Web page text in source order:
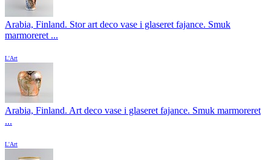
Arabia, Finland. Stor art deco vase i glaseret fajance. Smuk
marmoreret ...
L'Art
Arabia, Finland. Art deco vase i glaseret fajance. Smuk marmoreret
...
L'Art